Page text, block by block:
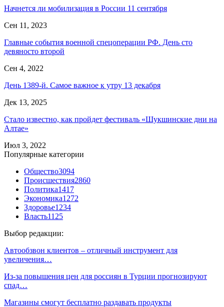
Начнется ли мобилизация в России 11 сентября
Сен 11, 2023
Главные события военной спецоперации РФ. День сто
девяносто второй
Сен 4, 2022
День 1389-й. Самое важное к утру 13 декабря
Дек 13, 2025
Стало известно, как пройдет фестиваль «Шукшинские дни на
Алтае»
Июл 3, 2022
Популярные категории
Общество3094
Происшествия2860
Политика1417
Экономика1272
Здоровье1234
Власть1125
Выбор редакции:
Автообзвон клиентов – отличный инструмент для
увеличения…
Из-за повышения цен для россиян в Турции прогнозируют
спад…
Магазины смогут бесплатно раздавать продукты